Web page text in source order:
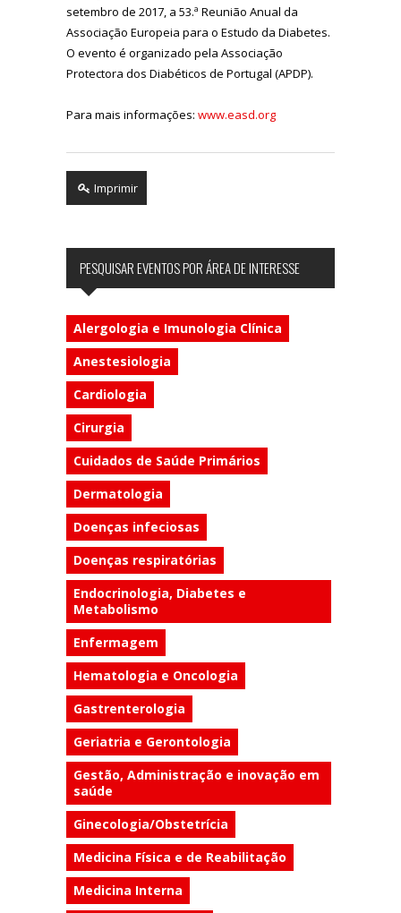
setembro de 2017, a 53.ª Reunião Anual da
Associação Europeia para o Estudo da Diabetes.
O evento é organizado pela Associação
Protectora dos Diabéticos de Portugal (APDP).
Para mais informações: www.easd.org
Imprimir
PESQUISAR EVENTOS POR ÁREA DE INTERESSE
Alergologia e Imunologia Clínica
Anestesiologia
Cardiologia
Cirurgia
Cuidados de Saúde Primários
Dermatologia
Doenças infeciosas
Doenças respiratórias
Endocrinologia, Diabetes e
Metabolismo
Enfermagem
Hematologia e Oncologia
Gastrenterologia
Geriatria e Gerontologia
Gestão, Administração e inovação em
saúde
Ginecologia/Obstetrícia
Medicina Física e de Reabilitação
Medicina Interna